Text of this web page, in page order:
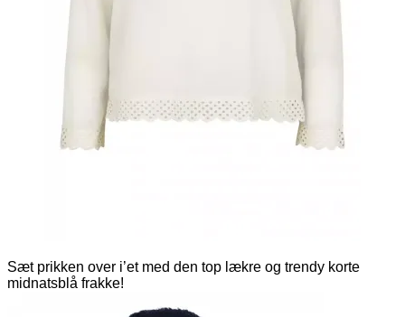
Sæt prikken over i’et med den top lækre og trendy korte
midnatsblå frakke!